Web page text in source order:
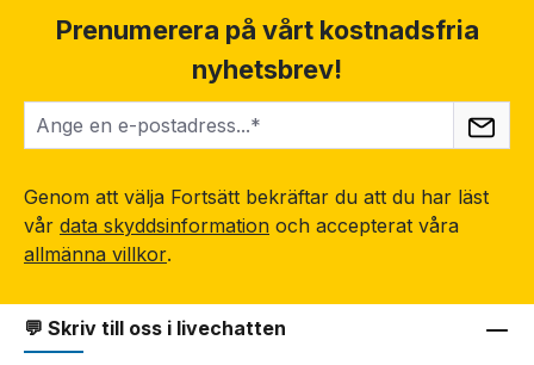
Prenumerera på vårt kostnadsfria
nyhetsbrev!
Genom att välja Fortsätt bekräftar du att du har läst
vår data skyddsinformation och accepterat våra
allmänna villkor.
💬 Skriv till oss i livechatten